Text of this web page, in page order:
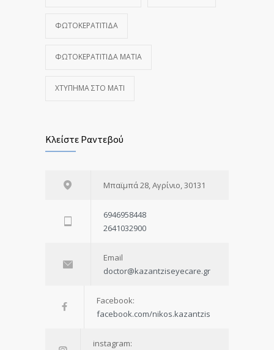
ΦΩΤΟΚΕΡΑΤΊΤΙΔΑ
ΦΩΤΟΚΕΡΑΤΊΤΙΔΑ ΜΆΤΙΑ
ΧΤΎΠΗΜΑ ΣΤΟ ΜΆΤΙ
Κλείστε Ραντεβού
Μπαϊμπά 28, Αγρίνιο, 30131
6946958448
2641032900
Email
doctor@kazantziseyecare.gr
Facebook:
facebook.com/nikos.kazantzis
instagram: